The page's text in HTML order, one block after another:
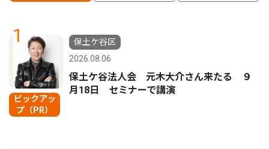
1
ピックアッ
プ（PR）
保土ケ谷区
2026.08.06
保土ケ谷法人会 元木大介さん来たる ９
月18日 セミナーで講演